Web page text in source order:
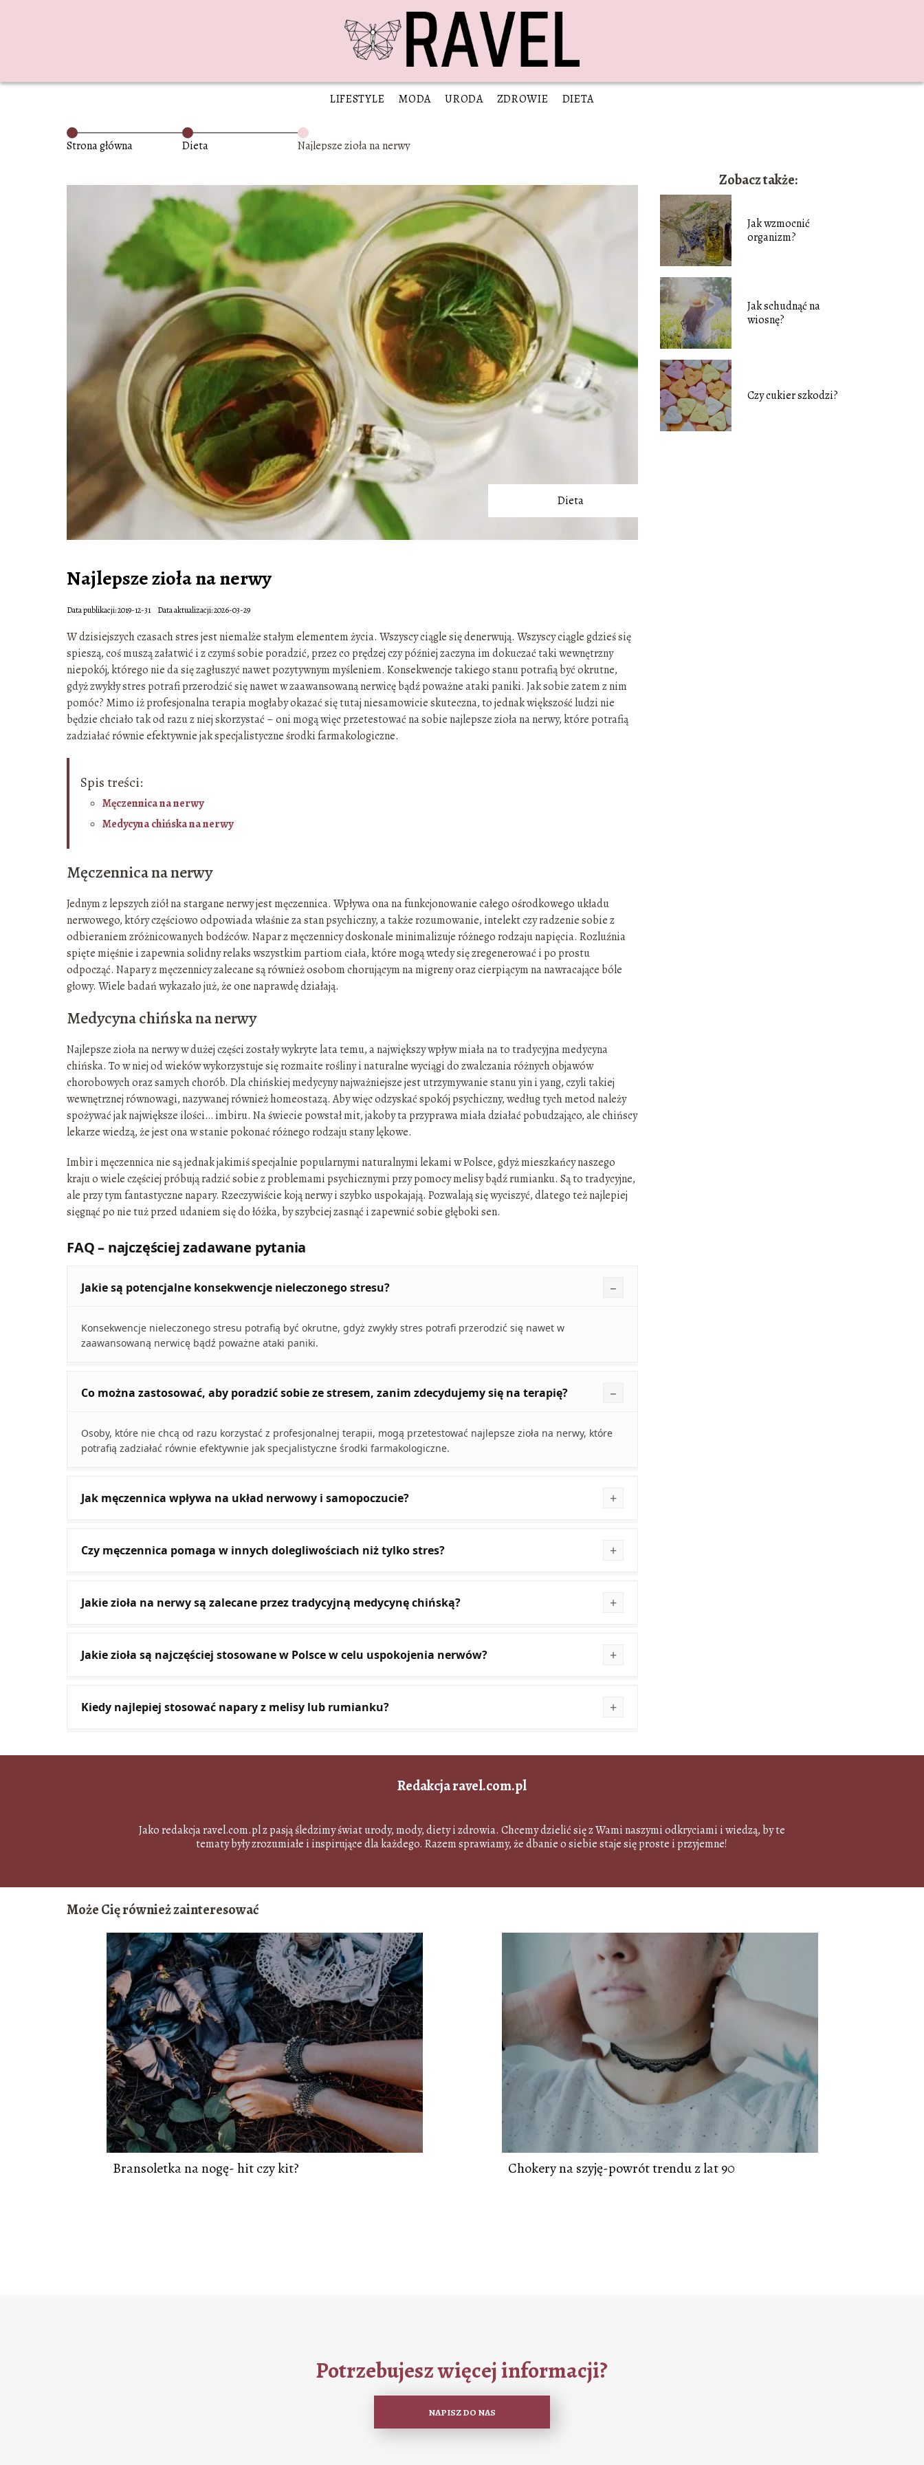
LIFESTYLE MODA URODA ZDROWIE DIETA
Strona główna Dieta Najlepsze zioła na nerwy
Dieta
Najlepsze zioła na nerwy
Data publikacji: 2019-12-31 Data aktualizacji: 2026-03-29
W dzisiejszych czasach stres jest niemalże stałym elementem życia. Wszyscy ciągle się denerwują. Wszyscy ciągle gdzieś się
spieszą, coś muszą załatwić i z czymś sobie poradzić, przez co prędzej czy później zaczyna im dokuczać taki wewnętrzny
niepokój, którego nie da się zagłuszyć nawet pozytywnym myśleniem. Konsekwencje takiego stanu potrafią być okrutne,
gdyż zwykły stres potrafi przerodzić się nawet w zaawansowaną nerwicę bądź poważne ataki paniki. Jak sobie zatem z nim
pomóc? Mimo iż profesjonalna terapia mogłaby okazać się tutaj niesamowicie skuteczna, to jednak większość ludzi nie
będzie chciało tak od razu z niej skorzystać – oni mogą więc przetestować na sobie najlepsze zioła na nerwy, które potrafią
zadziałać równie efektywnie jak specjalistyczne środki farmakologiczne.
Spis treści:
Męczennica na nerwy
Medycyna chińska na nerwy
Męczennica na nerwy
Jednym z lepszych ziół na stargane nerwy jest męczennica. Wpływa ona na funkcjonowanie całego ośrodkowego układu
nerwowego, który częściowo odpowiada właśnie za stan psychiczny, a także rozumowanie, intelekt czy radzenie sobie z
odbieraniem zróżnicowanych bodźców. Napar z męczennicy doskonale minimalizuje różnego rodzaju napięcia. Rozluźnia
spięte mięśnie i zapewnia solidny relaks wszystkim partiom ciała, które mogą wtedy się zregenerować i po prostu
odpocząć. Napary z męczennicy zalecane są również osobom chorującym na migreny oraz cierpiącym na nawracające bóle
głowy. Wiele badań wykazało już, że one naprawdę działają.
Medycyna chińska na nerwy
Najlepsze zioła na nerwy w dużej części zostały wykryte lata temu, a największy wpływ miała na to tradycyjna medycyna
chińska. To w niej od wieków wykorzystuje się rozmaite rośliny i naturalne wyciągi do zwalczania różnych objawów
chorobowych oraz samych chorób. Dla chińskiej medycyny najważniejsze jest utrzymywanie stanu yin i yang, czyli takiej
wewnętrznej równowagi, nazywanej również homeostazą. Aby więc odzyskać spokój psychiczny, według tych metod należy
spożywać jak największe ilości… imbiru. Na świecie powstał mit, jakoby ta przyprawa miała działać pobudzająco, ale chińscy
lekarze wiedzą, że jest ona w stanie pokonać różnego rodzaju stany lękowe.
Imbir i męczennica nie są jednak jakimiś specjalnie popularnymi naturalnymi lekami w Polsce, gdyż mieszkańcy naszego
kraju o wiele częściej próbują radzić sobie z problemami psychicznymi przy pomocy melisy bądź rumianku. Są to tradycyjne,
ale przy tym fantastyczne napary. Rzeczywiście koją nerwy i szybko uspokajają. Pozwalają się wyciszyć, dlatego też najlepiej
sięgnąć po nie tuż przed udaniem się do łóżka, by szybciej zasnąć i zapewnić sobie głęboki sen.
FAQ – najczęściej zadawane pytania
Jakie są potencjalne konsekwencje nieleczonego stresu?
Konsekwencje nieleczonego stresu potrafią być okrutne, gdyż zwykły stres potrafi przerodzić się nawet w
zaawansowaną nerwicę bądź poważne ataki paniki.
Co można zastosować, aby poradzić sobie ze stresem, zanim zdecydujemy się na terapię?
Osoby, które nie chcą od razu korzystać z profesjonalnej terapii, mogą przetestować najlepsze zioła na nerwy, które
potrafią zadziałać równie efektywnie jak specjalistyczne środki farmakologiczne.
Jak męczennica wpływa na układ nerwowy i samopoczucie?
Czy męczennica pomaga w innych dolegliwościach niż tylko stres?
Jakie zioła na nerwy są zalecane przez tradycyjną medycynę chińską?
Jakie zioła są najczęściej stosowane w Polsce w celu uspokojenia nerwów?
Kiedy najlepiej stosować napary z melisy lub rumianku?
Zobacz także:
Jak wzmocnić
organizm?
Jak schudnąć na
wiosnę?
Czy cukier szkodzi?
Redakcja ravel.com.pl
Jako redakcja ravel.com.pl z pasją śledzimy świat urody, mody, diety i zdrowia. Chcemy dzielić się z Wami naszymi odkryciami i wiedzą, by te
tematy były zrozumiałe i inspirujące dla każdego. Razem sprawiamy, że dbanie o siebie staje się proste i przyjemne!
Może Cię również zainteresować
Bransoletka na nogę- hit czy kit? Chokery na szyję-powrót trendu z lat 90
Potrzebujesz więcej informacji?
NAPISZ DO NAS